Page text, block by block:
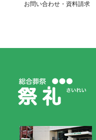
お問い合わせ・資料請求